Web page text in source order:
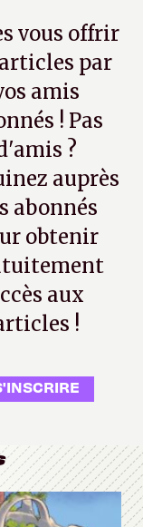
vous offrir
par
amis
! Pas
?
auprès
abonnés
obtenir
aux
!